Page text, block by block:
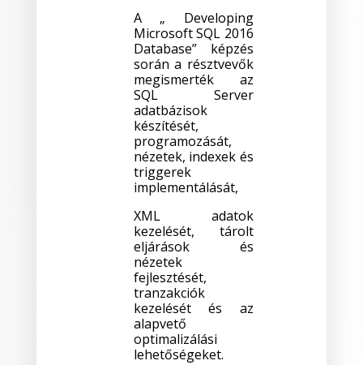
A „ Developing
Microsoft SQL 2016
Database” képzés
során a résztvevők
megismerték az
SQL Server
adatbázisok
készítését,
programozását,
nézetek, indexek és
triggerek
implementálását,
XML adatok
kezelését, tárolt
eljárások és
nézetek
fejlesztését,
tranzakciók
kezelését és az
alapvető
optimalizálási
lehetőségeket.